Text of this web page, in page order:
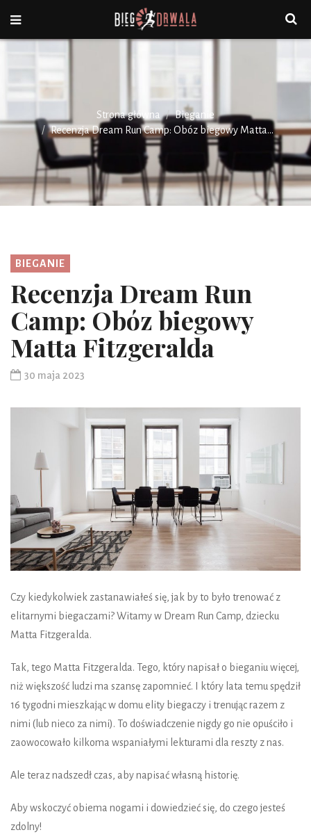
Strona główna
Bieganie
Recenzja Dream Run Camp: Obóz biegowy Matta...
BIEGANIE
Recenzja Dream Run
Camp: Obóz biegowy
Matta Fitzgeralda
30 maja 2023
Czy kiedykolwiek zastanawiałeś się, jak by to było trenować z
elitarnymi biegaczami? Witamy w Dream Run Camp, dziecku
Matta Fitzgeralda.
Tak, tego Matta Fitzgeralda. Tego, który napisał o bieganiu więcej,
niż większość ludzi ma szansę zapomnieć. I który lata temu spędził
16 tygodni mieszkając w domu elity biegaczy i trenując razem z
nimi (lub nieco za nimi). To doświadczenie nigdy go nie opuściło i
zaowocowało kilkoma wspaniałymi lekturami dla reszty z nas.
Ale teraz nadszedł czas, aby napisać własną historię.
Aby wskoczyć obiema nogami i dowiedzieć się, do czego jesteś
zdolny!